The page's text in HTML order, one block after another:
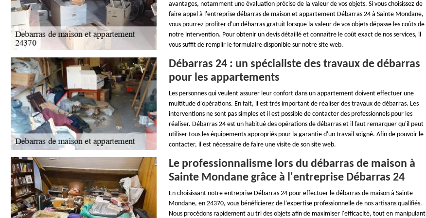
avantages, notamment une évaluation précise de la valeur de vos objets. Si vous choisissez de
faire appel à l'entreprise débarras de maison et appartement Débarras 24 à Sainte Mondane,
vous pourrez profiter d'un débarras gratuit lorsque la valeur de vos objets dépasse les coûts de
notre intervention. Pour obtenir un devis détaillé et connaître le coût exact de nos services, il
vous suffit de remplir le formulaire disponible sur notre site web.
Débarras 24 : un spécialiste des travaux de débarras
pour les appartements
Les personnes qui veulent assurer leur confort dans un appartement doivent effectuer une
multitude d'opérations. En fait, il est très important de réaliser des travaux de débarras. Les
interventions ne sont pas simples et il est possible de contacter des professionnels pour les
réaliser. Débarras 24 est un habitué des opérations de débarras et il faut remarquer qu'il peut
utiliser tous les équipements appropriés pour la garantie d'un travail soigné. Afin de pouvoir le
contacter, il est nécessaire de faire une visite de son site web.
Le professionnalisme lors du débarras de maison à
Sainte Mondane grâce à l'entreprise Débarras 24
En choisissant notre entreprise Débarras 24 pour effectuer le débarras de maison à Sainte
Mondane, en 24370, vous bénéficierez de l'expertise professionnelle de nos artisans qualifiés.
Nous procédons rapidement au tri des objets afin de maximiser l'efficacité, tout en manipulant